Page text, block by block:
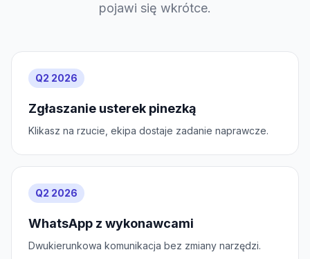
pojawi się wkrótce.
Q2 2026
Zgłaszanie usterek pinezką
Klikasz na rzucie, ekipa dostaje zadanie naprawcze.
Q2 2026
WhatsApp z wykonawcami
Dwukierunkowa komunikacja bez zmiany narzędzi.